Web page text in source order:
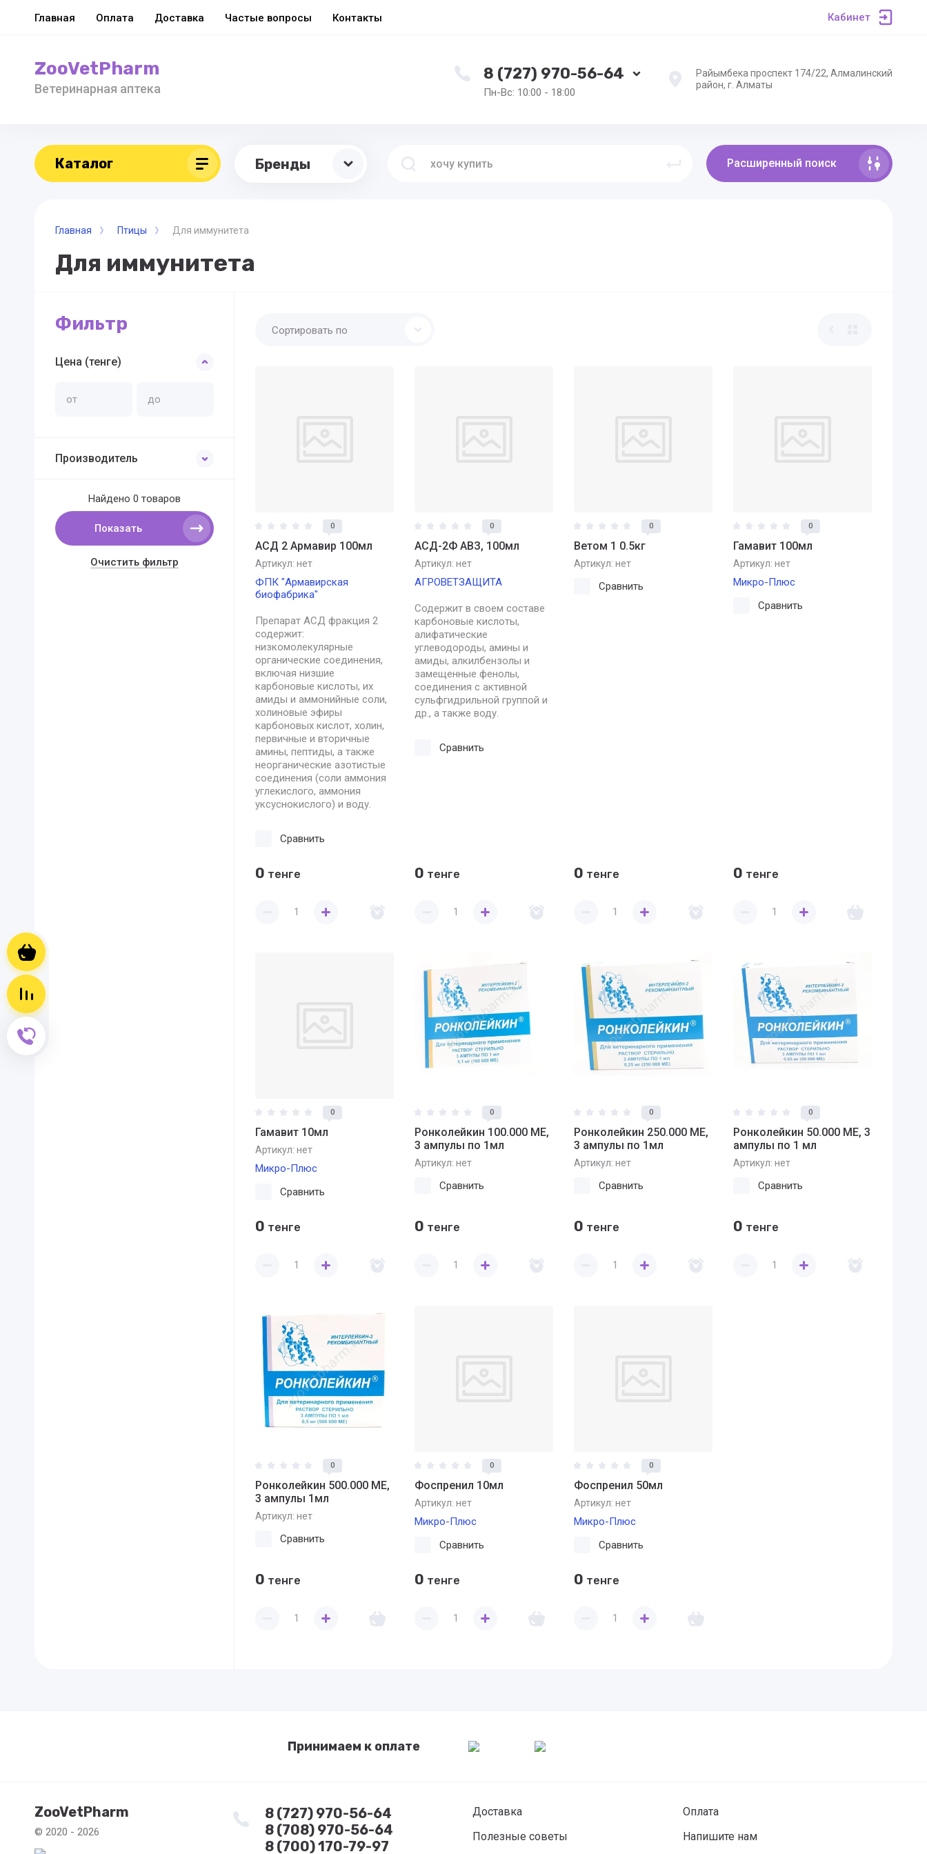
Главная Оплата Доставка Частые вопросы Контакты Кабинет
ZooVetPharm
Ветеринарная аптека
8 (727) 970-56-64
Пн-Вс: 10:00 - 18:00
Райымбека проспект 174/22, Алмалинский
район, г. Алматы
Каталог Бренды Расширенный поиск
Главная Птицы Для иммунитета
Для иммунитета
Фильтр
Цена (тенге)
Производитель
Найдено 0 товаров
Показать
Очистить фильтр
Сортировать по
0
АСД 2 Армавир 100мл
Артикул: нет
ФПК "Армавирская
биофабрика"
Препарат АСД фракция 2
содержит:
низкомолекулярные
органические соединения,
включая низшие
карбоновые кислоты, их
амиды и аммонийные соли,
холиновые эфиры
карбоновых кислот, холин,
первичные и вторичные
амины, пептиды, а также
неорганические азотистые
соединения (соли аммония
углекислого, аммония
уксуснокислого) и воду.
Сравнить
0 тенге
0
АСД-2Ф АВЗ, 100мл
Артикул: нет
АГРОВЕТЗАЩИТА
Содержит в своем составе
карбоновые кислоты,
алифатические
углеводороды, амины и
амиды, алкилбензолы и
замещенные фенолы,
соединения с активной
сульфгидрильной группой и
др., а также воду.
Сравнить
0 тенге
0
Ветом 1 0.5кг
Артикул: нет
Сравнить
0 тенге
0
Гамавит 100мл
Артикул: нет
Микро-Плюс
Сравнить
0 тенге
0
Гамавит 10мл
Артикул: нет
Микро-Плюс
Сравнить
0 тенге
0
Ронколейкин 100.000 МЕ,
3 ампулы по 1мл
Артикул: нет
Сравнить
0 тенге
0
Ронколейкин 250.000 МЕ,
3 ампулы по 1мл
Артикул: нет
Сравнить
0 тенге
0
Ронколейкин 50.000 МЕ, 3
ампулы по 1 мл
Артикул: нет
Сравнить
0 тенге
0
Ронколейкин 500.000 МЕ,
3 ампулы 1мл
Артикул: нет
Сравнить
0 тенге
0
Фоспренил 10мл
Артикул: нет
Микро-Плюс
Сравнить
0 тенге
0
Фоспренил 50мл
Артикул: нет
Микро-Плюс
Сравнить
0 тенге
Принимаем к оплате
ZooVetPharm
© 2020 - 2026
8 (727) 970-56-64
8 (708) 970-56-64
8 (700) 170-79-97
Доставка
Оплата
Полезные советы
Напишите нам